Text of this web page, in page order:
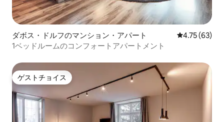
ダボス・ドルフのマンション・アパート レビュー63
4.75 (63)
1ベッドルームのコンフォートアパートメント
ゲストチョイス
ゲストチョイス